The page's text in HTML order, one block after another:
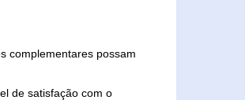
complementares possam
de satisfação com o